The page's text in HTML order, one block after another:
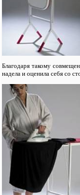
Благодаря такому
надела и оценила себя со